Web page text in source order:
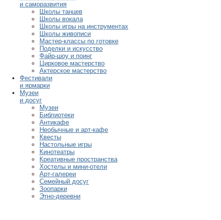
и саморазвития
Школы танцев
Школы вокала
Школы игры на инструментах
Школы живописи
Мастер-классы по готовке
Поделки и искусство
Файр-шоу и поинг
Цирковое мастерство
Актерское мастерство
Фестивали
и ярмарки
Музеи
и досуг
Музеи
Библиотеки
Антикафе
Необычные и арт-кафе
Квесты
Настольные игры
Кинотеатры
Креативные пространства
Хостелы и мини-отели
Арт-галереи
Семейный досуг
Зоопарки
Этно-деревни